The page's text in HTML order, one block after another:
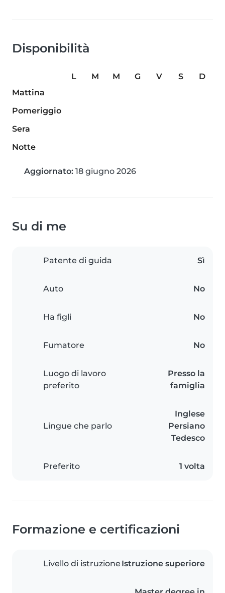
Disponibilità
L M M G V S
D
Mattina
Pomeriggio
Sera
Notte
Aggiornato: 18 giugno 2026
Su di me
Patente di guida Sì
Auto No
Ha figli No
Fumatore No
Luogo di lavoro
preferito
Presso la
famiglia
Lingue che parlo
Inglese
Persiano
Tedesco
Preferito 1 volta
Formazione e certificazioni
Livello di istruzione Istruzione superiore